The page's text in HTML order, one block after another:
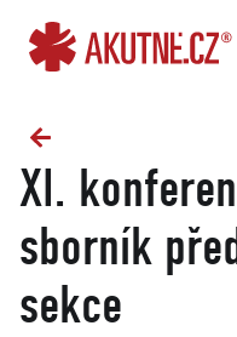
XI.
sborník
sekce